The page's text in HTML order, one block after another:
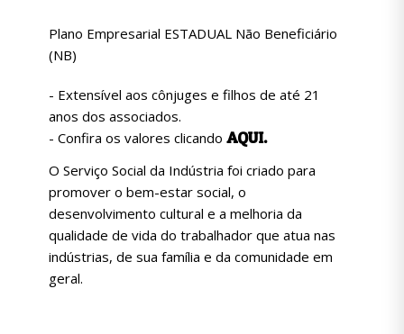
Plano Empresarial ESTADUAL Não Beneficiário
(NB)
- Extensível aos cônjuges e filhos de até 21
anos dos associados.
- Confira os valores clicando AQUI.
O Serviço Social da Indústria foi criado para
promover o bem-estar social, o
desenvolvimento cultural e a melhoria da
qualidade de vida do trabalhador que atua nas
indústrias, de sua família e da comunidade em
geral.